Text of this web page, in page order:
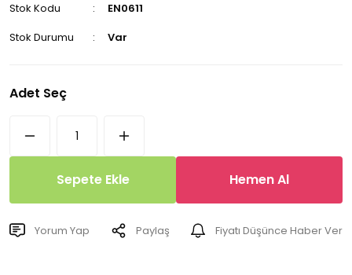
Stok Kodu
EN0611
Stok Durumu
Var
Adet Seç
Sepete Ekle Hemen Al
Yorum Yap Paylaş Fiyatı Düşünce Haber Ver